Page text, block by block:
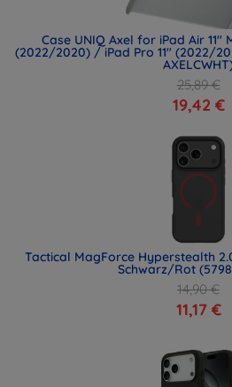
Case UNIQ Axel for iPad Air 11"
(2022/2020) / iPad Pro 11" (2022/
25,89 €
19,42 €
Tactical MagForce Hyperstealth
Schwarz/Rot
14,90 €
11,17 €